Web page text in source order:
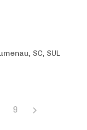
SC, SUL
9